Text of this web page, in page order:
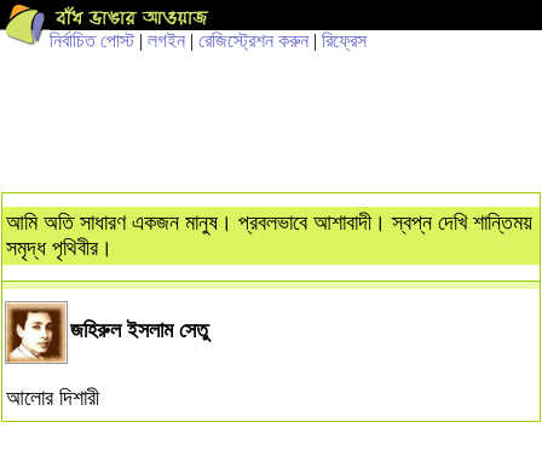
নির্বাচিত পোস্ট| লগইন | রেজিস্ট্রেশন করুন | রিফ্রেস
আমি অতি সাধারণ একজন মানুষ। প্রবলভাবে আশাবাদী। স্বপ্ন দেখি শান্তিময়
সমৃদ্ধ পৃথিবীর।
জহিরুল ইসলাম সেতু
আলোর দিশারী